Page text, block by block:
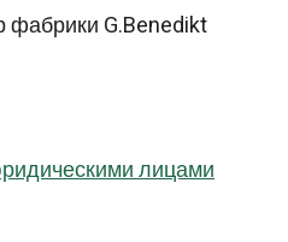
G.Benedikt
лицами